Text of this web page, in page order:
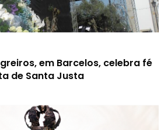
em Barcelos, celebra fé
de Santa Justa